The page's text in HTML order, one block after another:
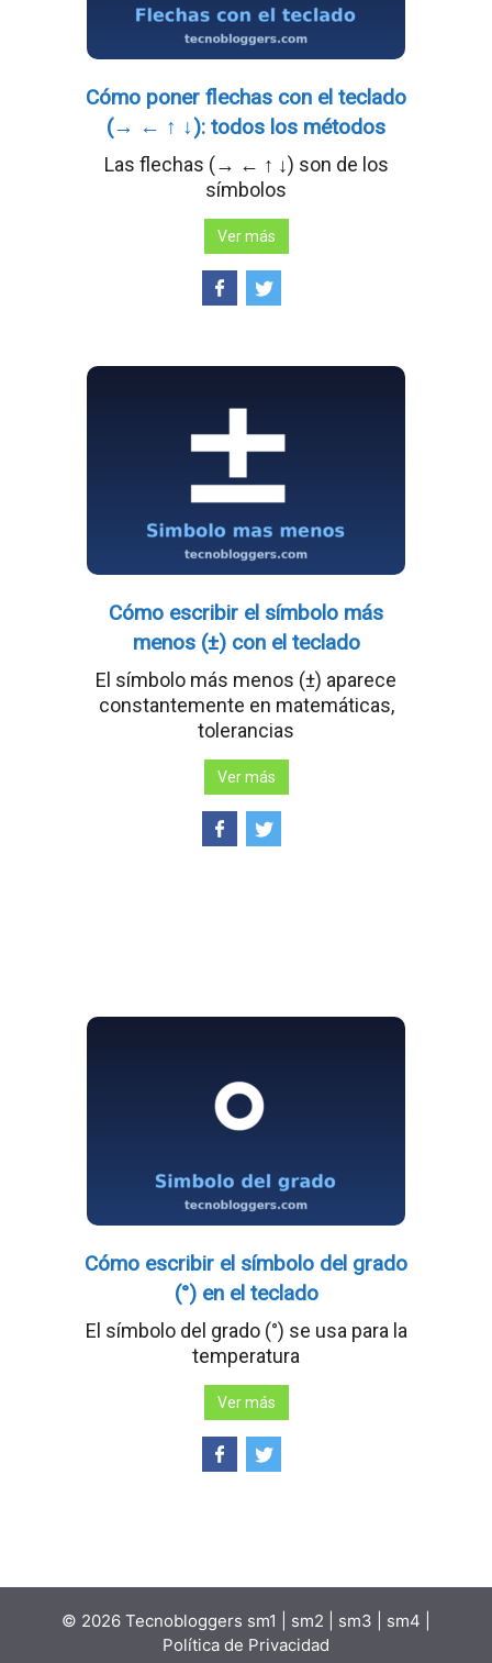
Cómo poner flechas con el teclado
(→ ← ↑ ↓): todos los métodos
Las flechas (→ ← ↑ ↓) son de los
símbolos
Ver más
Cómo escribir el símbolo más
menos (±) con el teclado
El símbolo más menos (±) aparece
constantemente en matemáticas,
tolerancias
Ver más
Cómo escribir el símbolo del grado
(°) en el teclado
El símbolo del grado (°) se usa para la
temperatura
Ver más
© 2026 Tecnobloggers sm1 sm2 sm3 sm4
Política de Privacidad